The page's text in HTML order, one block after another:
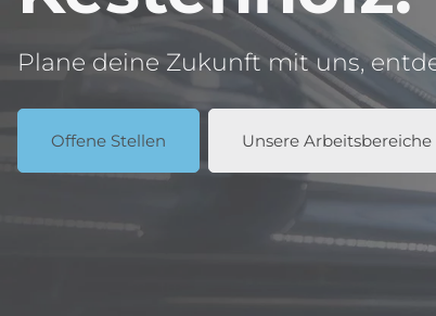
Plane deine Zukunft mit uns,
Offene Stellen Unsere Arbeitsbereiche